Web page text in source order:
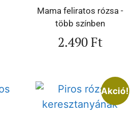
Mama feliratos rózsa -
több színben
2.490Ft
Akció!